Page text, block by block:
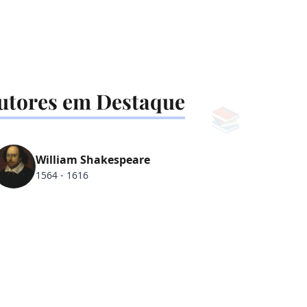
📚
em Destaque
William Shakespeare
1564 - 1616